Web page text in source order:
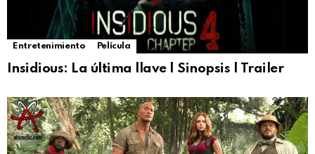
Entretenimiento Película
Insidious: La última llave | Sinopsis | Trailer